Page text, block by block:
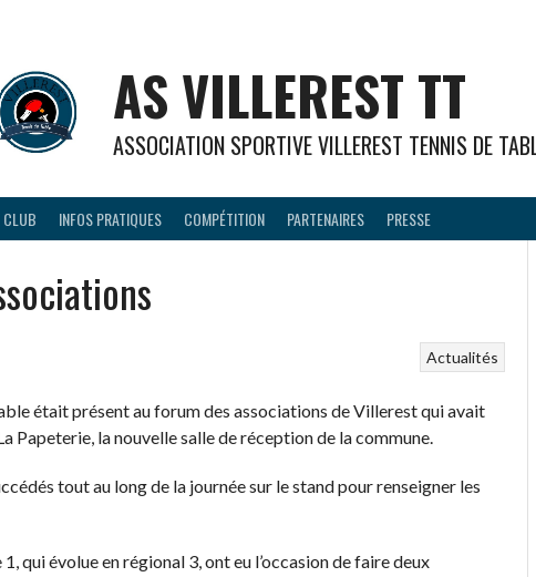
AS VILLEREST TT
ASSOCIATION SPORTIVE VILLEREST TENNIS DE
CLUB INFOS PRATIQUES COMPÉTITION PARTENAIRES PRESSE
Actualités
était présent au forum des associations de Villerest qui avait
Papeterie, la nouvelle salle de réception de la commune.
tout au long de la journée sur le stand pour renseigner les
1, qui évolue en régional 3, ont eu l’occasion de faire deux